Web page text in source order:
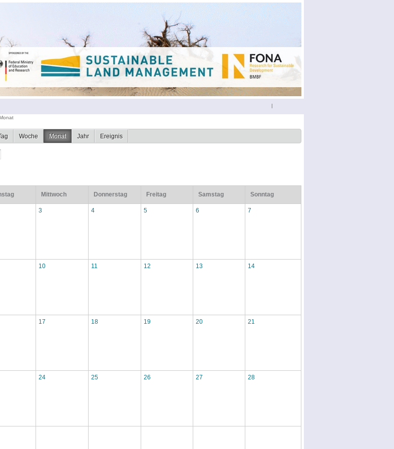
|
Monat
Woche Monat Jahr Ereignis
Mittwoch Donnerstag Freitag Samstag Sonntag
3 4 5 6 7
10 11 12 13 14
17 18 19 20 21
24 25 26 27 28